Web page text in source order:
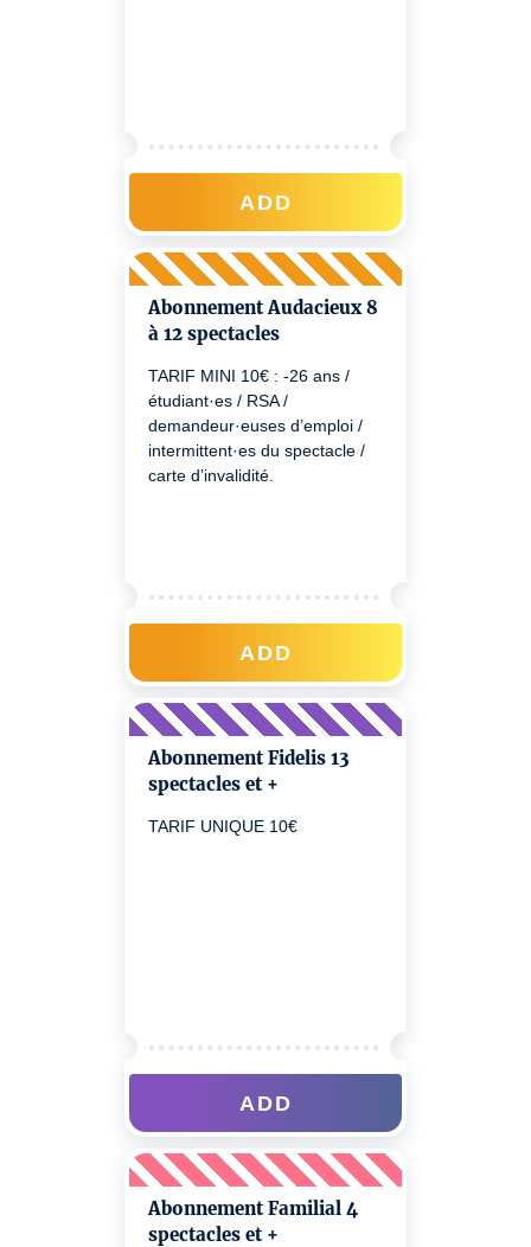
ADD
Abonnement Audacieux 8
à 12 spectacles
TARIF MINI 10€‎ : -26 ans /
étudiant·es / RSA /
demandeur·euses d’emploi /
intermittent·es du spectacle /
carte d’invalidité.
ADD
Abonnement Fidelis 13
spectacles et +
TARIF UNIQUE 10€
ADD
Abonnement Familial 4
spectacles et +